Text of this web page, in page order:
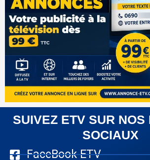
SUIVEZ ETV SUR NOS
SOCIAUX
FaceBook ETV